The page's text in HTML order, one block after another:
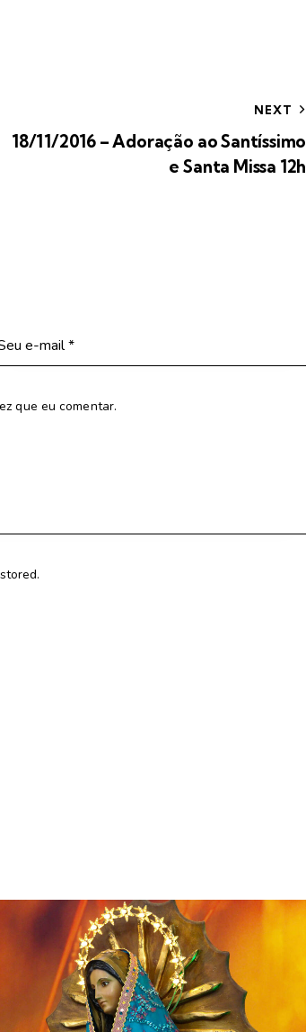
NEXT
18/11/2016 – Adoração ao Santíssimo
e Santa Missa 12h
que eu comentar.